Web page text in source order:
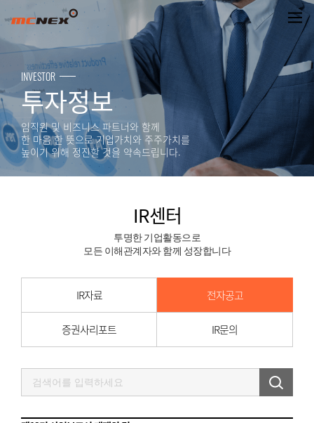
제19기 사업보고서 게재의 건
INVESTOR
투자정보
임직원 및 비즈니스 파트너와 함께
한 마음 한 뜻으로 기업가치와 주주가치를
높이기 위해 정진할 것을 약속드립니다.
IR센터
투명한 기업활동으로
모든 이해관계자와 함께 성장합니다
IR자료 전자공고
증권사리포트 IR문의